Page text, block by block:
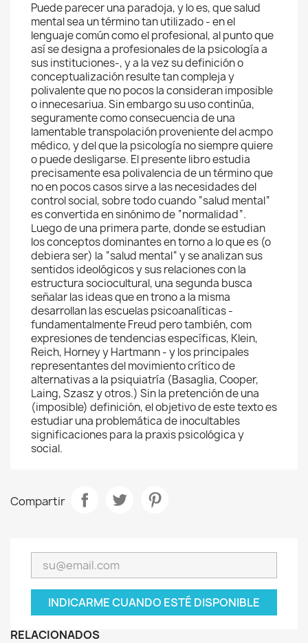
Puede parecer una paradoja, y lo es, que salud
mental sea un término tan utilizado - en el
lenguaje común como el profesional, al punto que
así se designa a profesionales de la psicología a
sus instituciones-, y a la vez su definición o
conceptualización resulte tan compleja y
polivalente que no pocos la consideran imposible
o innecesariua. Sin embargo su uso continúa,
seguramente como consecuencia de una
lamentable transpolación proveniente del acmpo
médico, y del que la psicología no siempre quiere
o puede desligarse. El presente libro estudia
precisamente esa polivalencia de un término que
no en pocos casos sirve a las necesidades del
control social, sobre todo cuando “salud mental“
es convertida en sinónimo de “normalidad“.
Luego de una primera parte, donde se estudian
los conceptos dominantes en torno a lo que es (o
debiera ser) la “salud mental“ y se analizan sus
sentidos ideológicos y sus relaciones con la
estructura sociocultural, una segunda busca
señalar las ideas que en trono a la misma
desarrollan las escuelas psicoanalíticas -
fundamentalmente Freud pero también, com
expresiones de tendencias específicas, Klein,
Reich, Horney y Hartmann - y los principales
representantes del movimiento crítico de
alternativas a la psiquiatría (Basaglia, Cooper,
Laing, Szasz y otros.) Sin la pretención de una
(imposible) definición, el objetivo de este texto es
estudiar una problemática de inocultables
significaciones para la praxis psicológica y
social.
Compartir
INDICARME CUANDO ESTÉ DISPONIBLE
RELACIONADOS